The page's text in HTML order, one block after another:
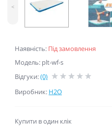
Наявність: Під замовлення
Модель: plt-wf-s
Відгуки:(0)
Виробник: H2O
<
Купити в один клік